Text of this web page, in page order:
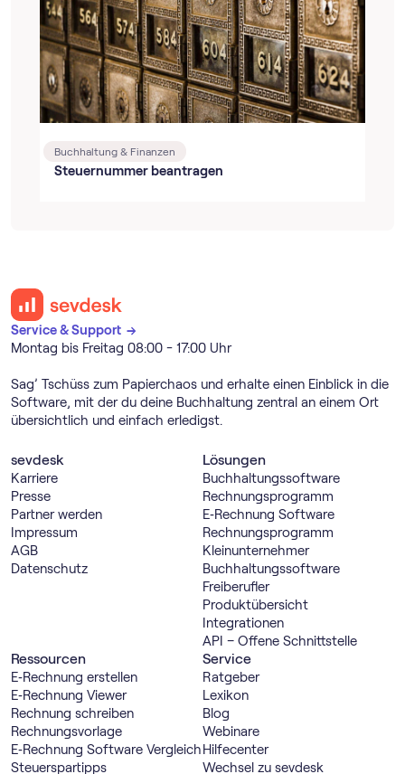
Buchhaltung & Finanzen
Steuernummer beantragen
Service & Support →
Montag bis Freitag 08:00 - 17:00 Uhr
Sag’ Tschüss zum Papierchaos und erhalte einen Einblick in die
Software, mit der du deine Buchhaltung zentral an einem Ort
übersichtlich und einfach erledigst.
sevdesk
Karriere
Presse
Partner werden
Impressum
AGB
Datenschutz
Lösungen
Buch­haltungs­software
Rechnungs­programm
E‑Rechnung Software
Rechnungs­programm
Kleinunternehmer
Buch­haltungs­software
Freiberufler
Produktübersicht
Integrationen
API – Offene Schnittstelle
Ressourcen
E‑Rechnung erstellen
E‑Rechnung Viewer
Rechnung schreiben
Rechnungsvorlage
E‑Rechnung Software Vergleich
Steuerspartipps
Service
Ratgeber
Lexikon
Blog
Webinare
Hilfecenter
Wechsel zu sevdesk